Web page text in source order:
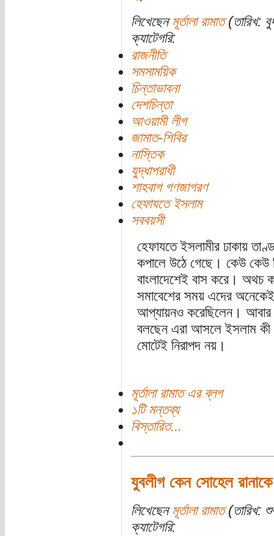
লিখেছেন মূর্তালা রামাত(তারিখ:
ক্যাটেগরি:
রাজনীতি
সমসাময়িক
চিন্তাভাবনা
দেশচিন্তা
আওয়ামী লীগ
জামাত-শিবির
নাস্তিক
যুদ্ধাপরাধী
শাহবাগ গণজাগরণ
হেফাযতে ইসলাম
সববয়সী
হেফাযতে ইসলামীর ঢাকায়
কপালে উঠে গেছে। কেউ কেউ
বাংলাদেশেই বাস করে। অথচ
সমাবেশের সময় এদের
আপ্যায়নও করেছিলেন। আবার
বলছেন এরা আসলে ইসলাম কী
মোটেই নিরাপদ নয়।
মূর্তালা রামাত এর ব্লগ
১টি মন্তব্য
বিস্তারিত...
যুবলীগ কেন সোহেল
লিখেছেন মূর্তালা রামাত(তারিখ:
ক্যাটেগরি: